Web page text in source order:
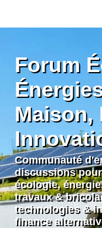
Forum
Maison,
Communauté
discussions
écologie,
travaux &
technologies &
finance